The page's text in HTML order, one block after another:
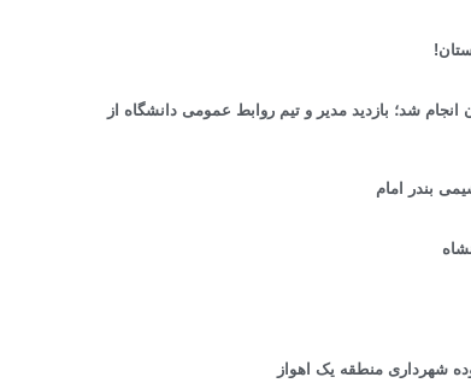
شد؛ بازدید مدیر و تیم روابط عمومی دانشگاه از
شهرداری منطقه یک اهواز